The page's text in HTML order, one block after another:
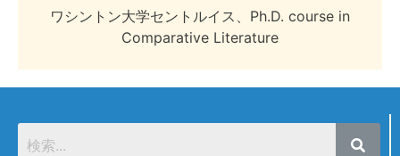
ワシントン大学セントルイス、Ph.D. course in
Comparative Literature